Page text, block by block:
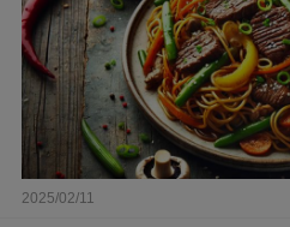
2025/02/11